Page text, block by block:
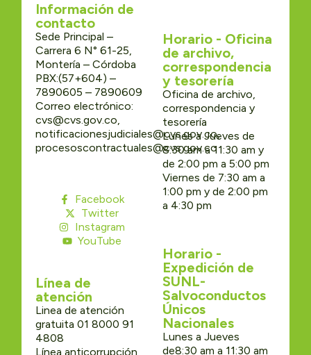
Información de
contacto
Sede Principal –
Carrera 6 N° 61-25,
Montería – Córdoba
PBX:(57+604) –
7890605 – 7890609
Correo electrónico:
cvs@cvs.gov.co,
notificacionesjudiciales@cvs.gov.co,
procesoscontractuales@cvs.gov.co
Facebook
Twitter
Instagram
YouTube
Línea de
atención
Linea de atención
gratuita 01 8000 91
4808
Línea anticorrupción
Horario - Oficina
de archivo,
correspondencia
y tesorería
Oficina de archivo,
correspondencia y
tesorería
Lunes a Jueves de
8:30 am a 11:30 am y
de 2:00 pm a 5:00 pm
Viernes de 7:30 am a
1:00 pm y de 2:00 pm
a 4:30 pm
Horario -
Expedición de
SUNL-
Salvoconductos
Únicos
Nacionales
Lunes a Jueves
de8:30 am a 11:30 am